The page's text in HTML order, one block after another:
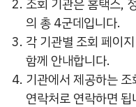
조회 기관은 홈택스,
의 총 4군데입니다.
각 기관별 조회 페이
함께 안내합니다.
기관에서 제공하는
연락처로 연락하면 됩